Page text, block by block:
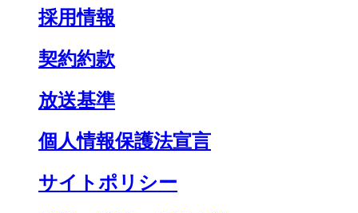
採用情報
契約約款
放送基準
個人情報保護法宣言
サイトポリシー